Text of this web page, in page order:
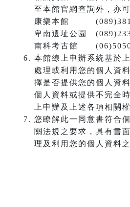
至本館官網查詢外，亦
康樂本館
卑南遺址公園
南科考古館
本館線上申辦系統基於
處理或利用您的個人資
擇是否提供您的個人資
個人資料或提供不完全
上申辦及上述各項相關權
您瞭解此一同意書符合
關法規之要求，具有書
理及利用您的個人資料之